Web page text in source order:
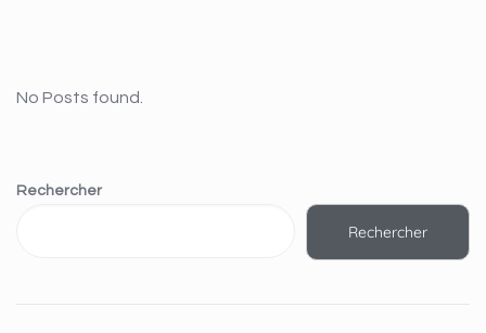
No Posts found.
Rechercher
Rechercher